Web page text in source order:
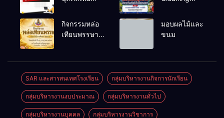
เลือกสรรเป็น
พนักงาน
ป้องกันโรคไข้
กิจกรรมหล่อ
เทียนพรรษา
มอบผลไม้และ
ขนม
SAR และสารสนเทศโรงเรียน กลุ่มบริหารงานกิจการนักเรียน
กลุ่มบริหารงานงบประมาณ กลุ่มบริหารงานทั่วไป
กลุ่มบริหารงานบุคคล กลุ่มบริหารงานวิชาการ